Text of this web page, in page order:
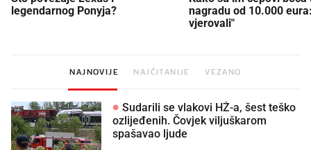
legendarnog Ponyja?
nagradu od 10.000
vjerovali"
NAJNOVIJE NAJČITANIJE VEZANO
Sudarili se vlakovi HŽ-a, šest teško
ozlijeđenih. Čovjek viljuškarom
spašavao ljude